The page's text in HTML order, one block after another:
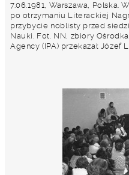
7.06.1981, Warszawa, Polska.
po otrzymaniu Literackiej
przybycie noblisty przed
Nauki. Fot. NN, zbiory
Agency (IPA) przekazał Józef